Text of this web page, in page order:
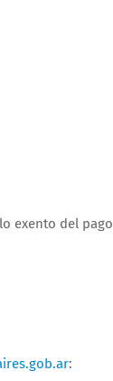
exento del pago
: